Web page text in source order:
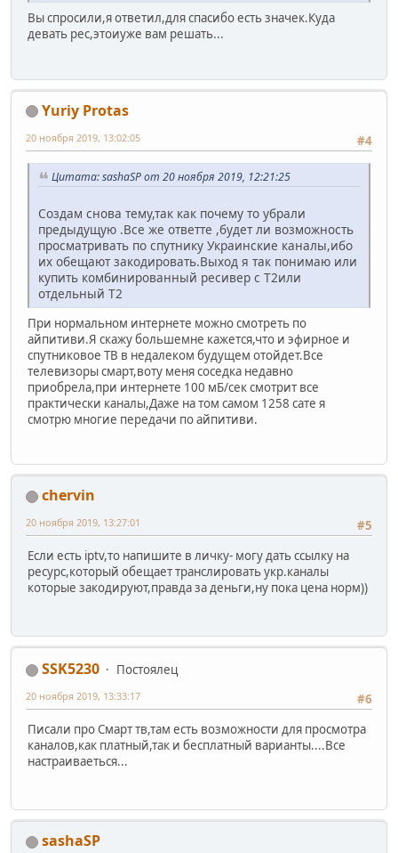
Вы спросили,я ответил,для спасибо есть значек.Куда
девать рес,этоиуже вам решать...
Yuriy Protas
#4
20 ноября 2019, 13:02:05
Цитата: sashaSP от 20 ноября 2019, 12:21:25
Создам снова тему,так как почему то убрали
предыдущую .Все же ответте ,будет ли возможность
просматривать по спутнику Украинские каналы,ибо
их обещают закодировать.Выход я так понимаю или
купить комбинированный ресивер с Т2или
отдельный Т2
При нормальном интернете можно смотреть по
айпитиви.Я скажу большемне кажется,что и эфирное и
спутниковое ТВ в недалеком будущем отойдет.Все
телевизоры смарт,воту меня соседка недавно
приобрела,при интернете 100 мБ/сек смотрит все
практически каналы,Даже на том самом 1258 сате я
смотрю многие передачи по айпитиви.
chervin
#5
20 ноября 2019, 13:27:01
Если есть iptv,то напишите в личку- могу дать ссылку на
ресурс,который обещает транслировать укр.каналы
которые закодируют,правда за деньги,ну пока цена норм))
SSK5230
Постоялец
#6
20 ноября 2019, 13:33:17
Писали про Смарт тв,там есть возможности для просмотра
каналов,как платный,так и бесплатный варианты....Все
настраиваеться...
sashaSP